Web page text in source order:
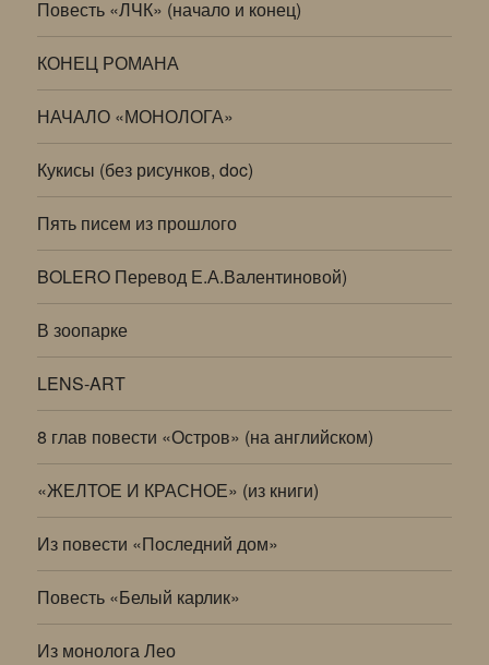
Повесть «ЛЧК» (начало и конец)
КОНЕЦ РОМАНА
НАЧАЛО «МОНОЛОГА»
Кукисы (без рисунков, doc)
Пять писем из прошлого
BOLERO Перевод Е.А.Валентиновой)
В зоопарке
LENS-ART
8 глав повести «Остров» (на английском)
«ЖЕЛТОЕ И КРАСНОЕ» (из книги)
Из повести «Последний дом»
Повесть «Белый карлик»
Из монолога Лео